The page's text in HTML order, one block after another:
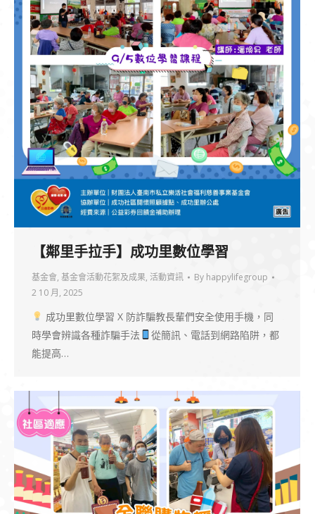
【鄰里手拉手】成功里數位學習
基金會, 基金會活動花絮及成果, 活動資訊 By happylifegroup
2 10 月, 2025
成功里數位學習 X 防詐騙教長輩們安全使用手機，同
時學會辨識各種詐騙手法
從簡訊、電話到網路陷阱，都
能提高…